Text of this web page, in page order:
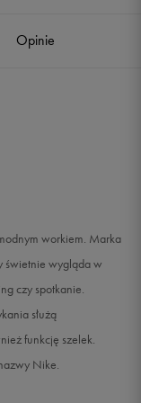
Opinie
workiem. Marka
świetnie wygląda w
czy spotkanie.
służą
funkcję szelek.
Nike.